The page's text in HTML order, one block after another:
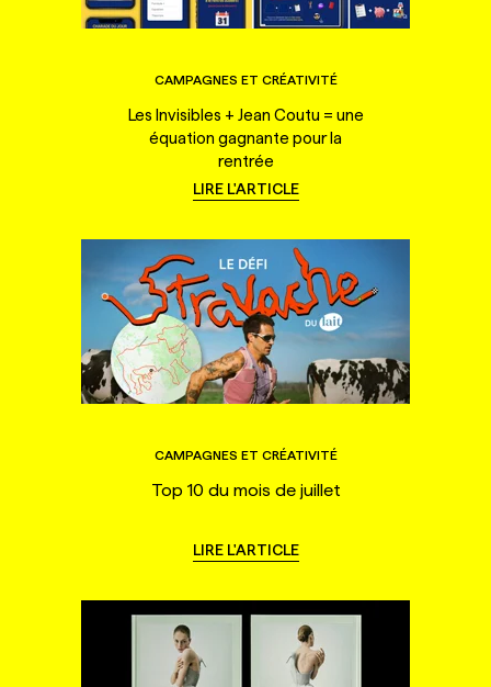
CAMPAGNES ET CRÉATIVITÉ
Les Invisibles + Jean Coutu = une
équation gagnante pour la
rentrée
LIRE L'ARTICLE
CAMPAGNES ET CRÉATIVITÉ
Top 10 du mois de juillet
LIRE L'ARTICLE